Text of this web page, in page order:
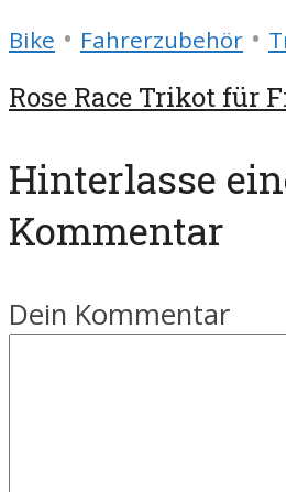
Bike • Fahrerzubehör •
Rose Race Trikot für
Hinterlasse
Kommentar
Dein Kommentar